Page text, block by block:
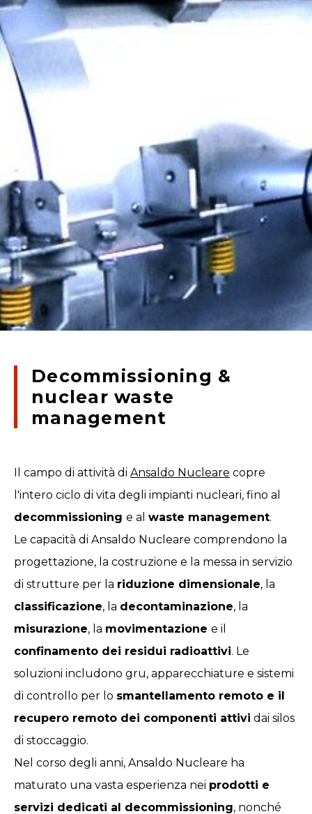
Decommissioning &
nuclear waste
management
Il campo di attività di Ansaldo Nucleare copre
l'intero ciclo di vita degli impianti nucleari, fino al
decommissioning e al waste management.
Le capacità di Ansaldo Nucleare comprendono la
progettazione, la costruzione e la messa in servizio
di strutture per la riduzione dimensionale, la
classificazione, la decontaminazione, la
misurazione, la movimentazione e il
confinamento dei residui radioattivi. Le
soluzioni includono gru, apparecchiature e sistemi
di controllo per lo smantellamento remoto e il
recupero remoto dei componenti attivi dai silos
di stoccaggio.
Nel corso degli anni, Ansaldo Nucleare ha
maturato una vasta esperienza nei prodotti e
servizi dedicati al decommissioning, nonché